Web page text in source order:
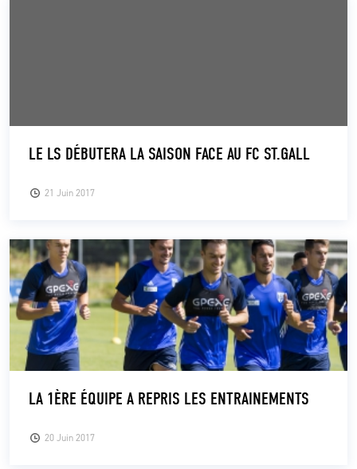
21 Juin 2017
LE LS DÉBUTERA LA SAISON FACE AU FC ST.GALL
20 Juin 2017
LA 1ÈRE ÉQUIPE A REPRIS LES ENTRAINEMENTS